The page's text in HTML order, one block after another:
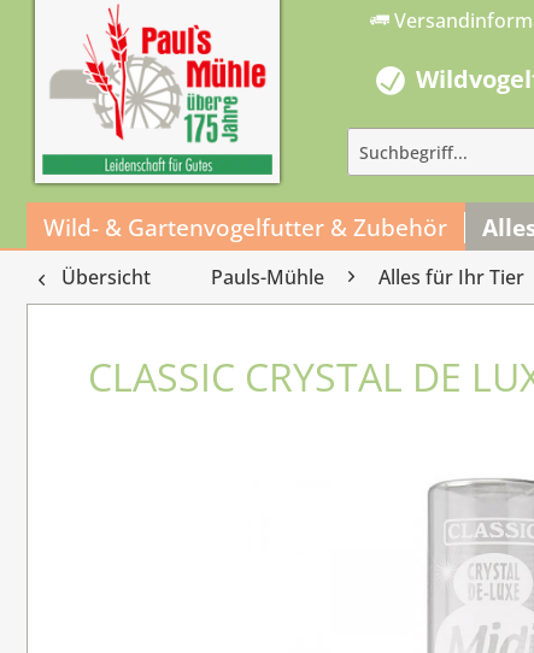
Wild- & Gartenvogelfutter & Zubehör
Übersicht Pauls-Mühle Alles für Ihr Tier
CLASSIC CRYSTAL DE